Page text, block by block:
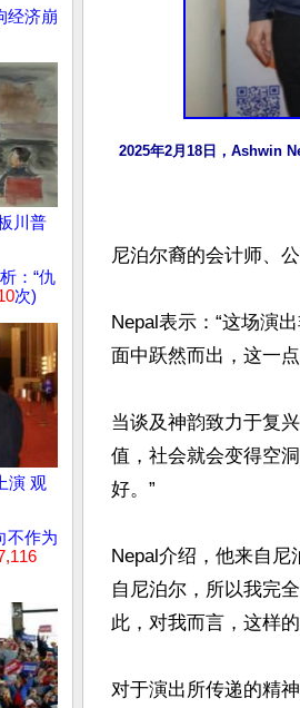
经济崩
川普
：“仇
次)
演 观
不作为
2025年2月18日，Ashwin
尼泊尔裔的会计师、
Nepal表示：“这场演
面中跃然而出，这一
当谈及神韵致力于复
值，社会就会变得空
好。”
Nepal介绍，他来自
自尼泊尔，所以我完
此，对我而言，这样
对于演出所传递的精